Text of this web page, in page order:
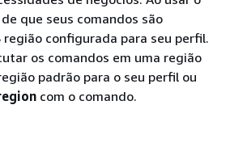
que seus comandos são
região configurada para seu perfil.
os comandos em uma região
padrão para o seu perfil ou
com o comando.